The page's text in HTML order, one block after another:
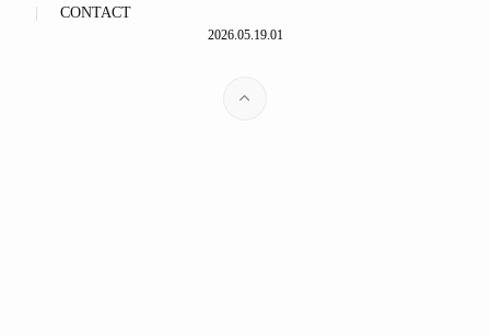
CONTACT
2026.05.19.01